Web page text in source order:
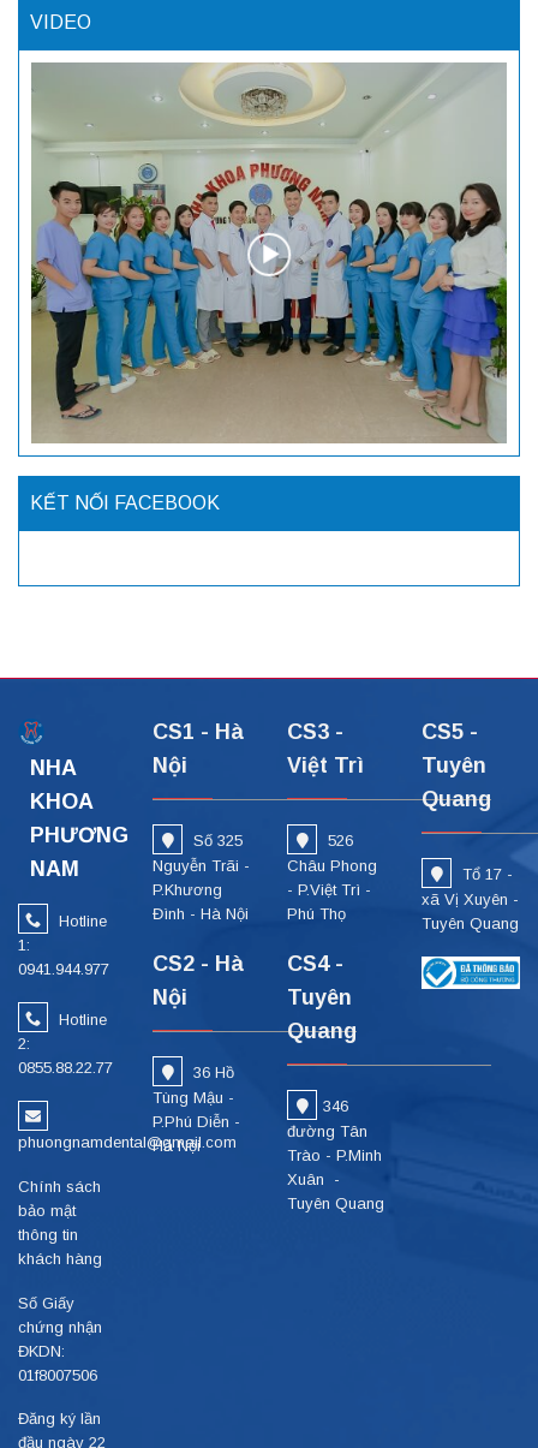
VIDEO
KẾT NỐI FACEBOOK
NHA
KHOA
PHƯƠNG
NAM
Hotline
1:
0941.944.977
Hotline
2:
0855.88.22.77
phuongnamdental@gmail.com
Chính sách
bảo mật
thông tin
khách hàng
Số Giấy
chứng nhận
ĐKDN:
01f8007506
Đăng ký lần
đầu ngày 22
CS1 - Hà
Nội
Số 325
Nguyễn Trãi -
P.Khương
Đình - Hà Nội
CS2 - Hà
Nội
36 Hồ
Tùng Mậu -
P.Phú Diễn -
Hà Nội
CS3 -
Việt Trì
526
Châu Phong
- P.Việt Trì -
Phú Thọ
CS4 -
Tuyên
Quang
346
đường Tân
Trào - P.Minh
Xuân -
Tuyên Quang
CS5 -
Tuyên
Quang
Tổ 17 -
xã Vị Xuyên -
Tuyên Quang